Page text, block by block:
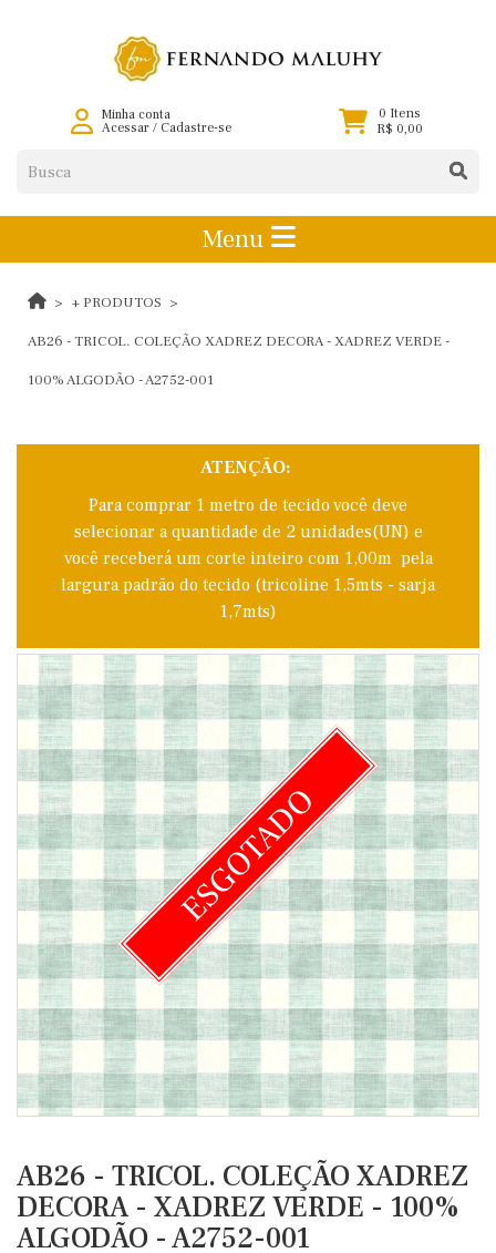
Minha conta
Acessar/ Cadastre-se
0 Itens
R$ 0,00
Menu
+ PRODUTOS
AB26 - TRICOL. COLEÇÃO XADREZ DECORA - XADREZ VERDE -
100% ALGODÃO - A2752-001
ATENÇÃO:
Para comprar 1 metro de tecido você deve
selecionar a quantidade de 2 unidades(UN) e
você receberá um corte inteiro com 1,00m pela
largura padrão do tecido (tricoline 1,5mts - sarja
1,7mts)
ESGOTADO
AB26 - TRICOL. COLEÇÃO XADREZ
DECORA - XADREZ VERDE - 100%
ALGODÃO - A2752-001